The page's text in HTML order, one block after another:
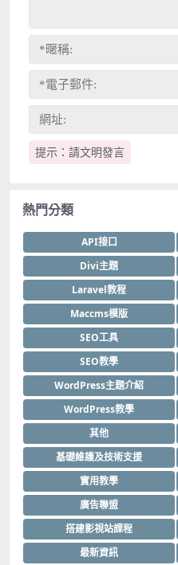
提示：請文明發言
熱門分類
API接口
Divi主題
Laravel教程
Maccms模版
SEO工具
SEO教學
WordPress主題介紹
WordPress教學
其他
基礎維護及技術支援
實用教學
廣告聯盟
搭建影視站課程
最新資訊